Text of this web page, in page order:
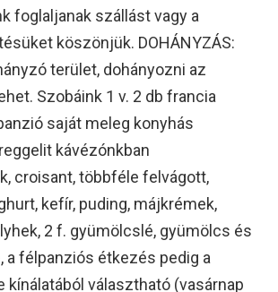
foglaljanak szállást vagy a
köszönjük. DOHÁNYZÁS:
terület, dohányozni az
Szobáink 1 v. 2 db francia
saját meleg konyhás
kávézónkban
croisant, többféle felvágott,
kefír, puding, májkrémek,
2 f. gyümölcslé, gyümölcs és
a félpanziós étkezés pedig a
választható (vasárnap